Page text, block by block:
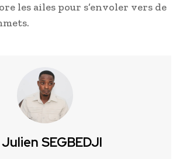
les ailes pour s’envoler vers de
Julien SEGBEDJI